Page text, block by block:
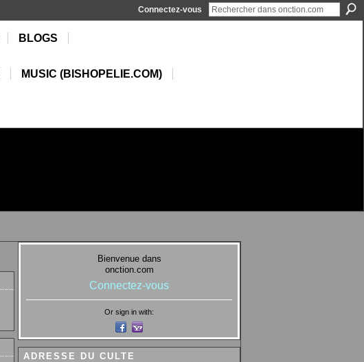
Connectez-vous
BLOGS
MUSIC (BISHOPELIE.COM)
Bienvenue dans
onction.com
Connectez-vous
Or sign in with:
ADRESSE DU CULTE